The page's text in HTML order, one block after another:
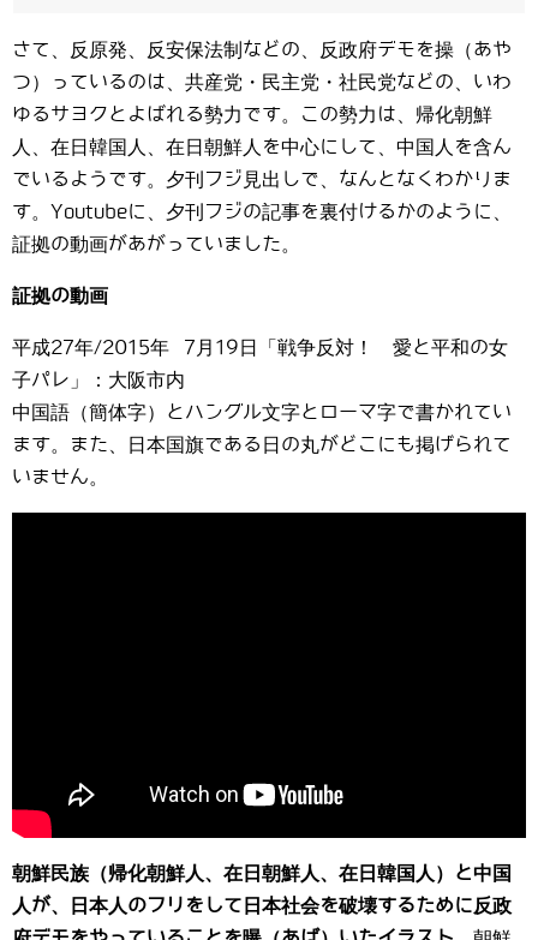
さて、反原発、反安保法制などの、反政府デモを操（あや
つ）っているのは、共産党・民主党・社民党などの、いわ
ゆるサヨクとよばれる勢力です。この勢力は、帰化朝鮮
人、在日韓国人、在日朝鮮人を中心にして、中国人を含ん
でいるようです。夕刊フジ見出しで、なんとなくわかりま
す。Youtubeに、夕刊フジの記事を裏付けるかのように、
証拠の動画があがっていました。
証拠の動画
平成27年/2015年 7月19日「戦争反対！ 愛と平和の女
子パレ」：大阪市内
中国語（簡体字）とハングル文字とローマ字で書かれてい
ます。また、日本国旗である日の丸がどこにも掲げられて
いません。
朝鮮民族（帰化朝鮮人、在日朝鮮人、在日韓国人）と中国
人が、日本人のフリをして日本社会を破壊するために反政